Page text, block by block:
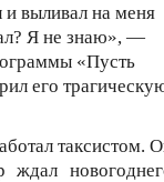
и выливал на меня
Я не знаю», —
«Пусть
его
таксистом.
ждал